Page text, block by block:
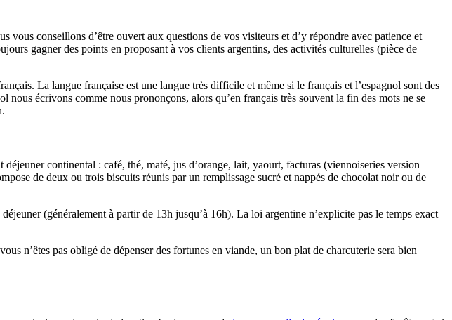
conseillons d’être ouvert aux questions de vos visiteurs et d’y répondre avec patience et
gagner des points en proposant à vos clients argentins, des activités culturelles (pièce de
La langue française est une langue très difficile et même si le français et l’espagnol sont des
écrivons comme nous prononçons, alors qu’en français très souvent la fin des mots ne se
continental : café, thé, maté, jus d’orange, lait, yaourt, facturas (viennoiseries version
de deux ou trois biscuits réunis par un remplissage sucré et nappés de chocolat noir ou de
(généralement à partir de 13h jusqu’à 16h). La loi argentine n’explicite pas le temps exact
n’êtes pas obligé de dépenser des fortunes en viande, un bon plat de charcuterie sera bien